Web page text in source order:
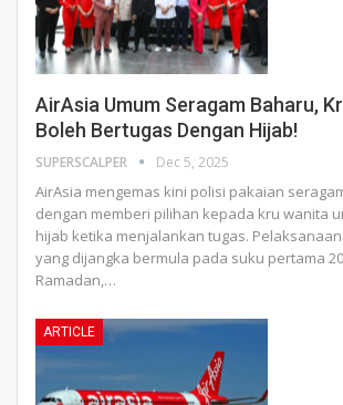
AirAsia Umum Seragam Baharu,
Boleh Bertugas Dengan Hijab!
SUPERSCALPER Dec 5, 2025
AirAsia mengemas kini polisi pakaian
dengan memberi pilihan kepada kru wanita
hijab ketika menjalankan tugas.
yang dijangka bermula pada suku pertama
Ramadan, …
ARTICLE